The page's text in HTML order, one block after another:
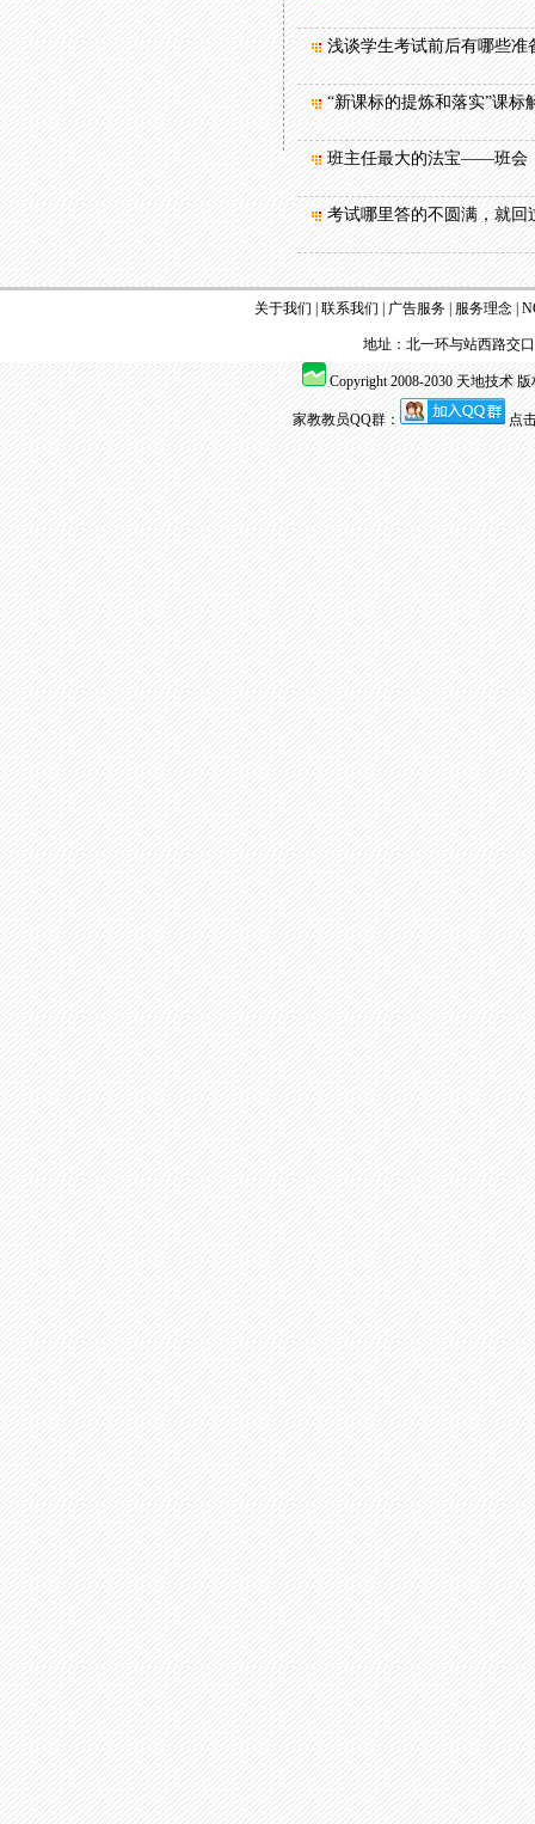
浅谈学生考试前后有哪些准
“新课标的提炼和落实”课标
班主任最大的法宝——班会
考试哪里答的不圆满，就回
关于我们 联系我们 广告服务| 服务理念|
地址：北一环与站西路交
Copyright 2008-2030 天地技术
家教教员QQ群： 点